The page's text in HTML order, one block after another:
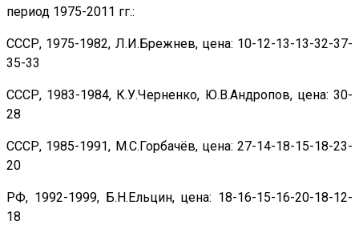
период 1975-2011 гг.:
СССР, 1975-1982, Л.И.Брежнев, цена: 10-12-13-13-32-37-
35-33
СССР, 1983-1984, К.У.Черненко, Ю.В.Андропов, цена: 30-
28
СССР, 1985-1991, М.С.Горбачёв, цена: 27-14-18-15-18-23-
20
РФ, 1992-1999, Б.Н.Ельцин, цена: 18-16-15-16-20-18-12-
18